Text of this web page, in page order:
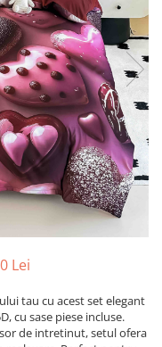
Lei
tau cu acest set elegant
cu sase piese incluse.
de intretinut, setul ofera